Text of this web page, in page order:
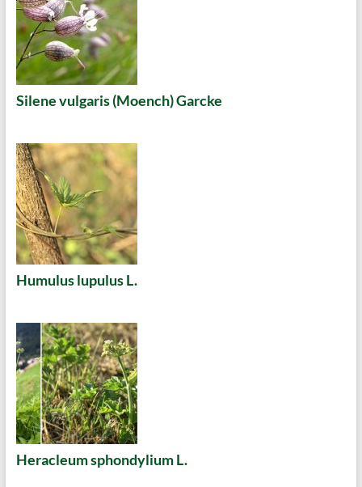
Silene vulgaris (Moench) Garcke
Humulus lupulus L.
Heracleum sphondylium L.